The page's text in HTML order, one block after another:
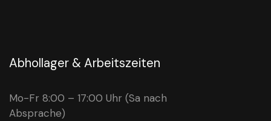
Abhollager & Arbeitszeiten
Mo-Fr 8:00 – 17:00 Uhr (Sa nach
Absprache)